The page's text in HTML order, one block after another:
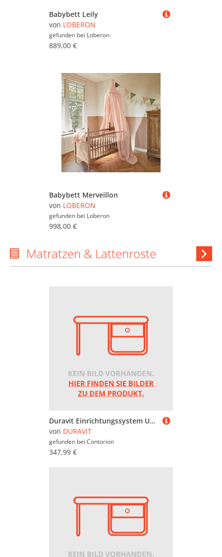
Babybett Leily
von LOBERON
gefunden bei Loberon
889,00 €
Babybett Merveillon
von LOBERON
gefunden bei Loberon
998,00 €
Matratzen & Lattenroste
&
Duravit Einrichtungssystem Universal Set 696x371x55mm, natur Oa solid, f WTU
von DURAVIT
gefunden bei Contorion
347,99 €